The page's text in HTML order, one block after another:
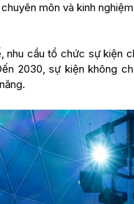
môn và kinh
nhu cầu tổ chức sự kiện
2030, sự kiện không